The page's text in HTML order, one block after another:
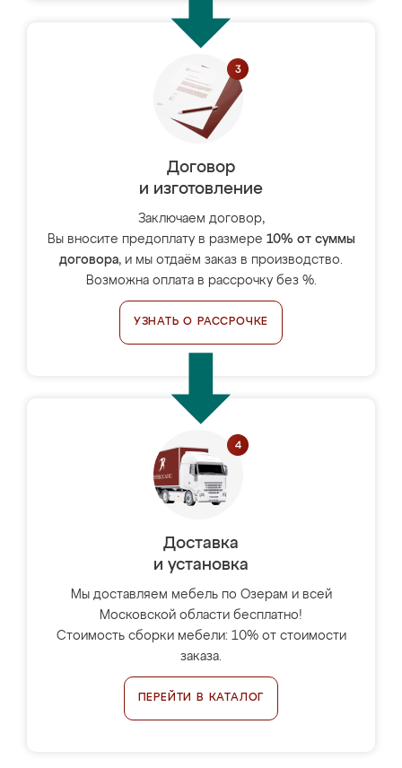
Договор
и изготовление
Заключаем договор,
Вы вносите предоплату в размере 10% от суммы
договора, и мы отдаём заказ в производство.
Возможна оплата в рассрочку без %.
УЗНАТЬ О РАССРОЧКЕ
Доставка
и установка
Мы доставляем мебель по Озерам и всей
Московской области бесплатно!
Стоимость сборки мебели: 10% от стоимости
заказа.
ПЕРЕЙТИ В КАТАЛОГ